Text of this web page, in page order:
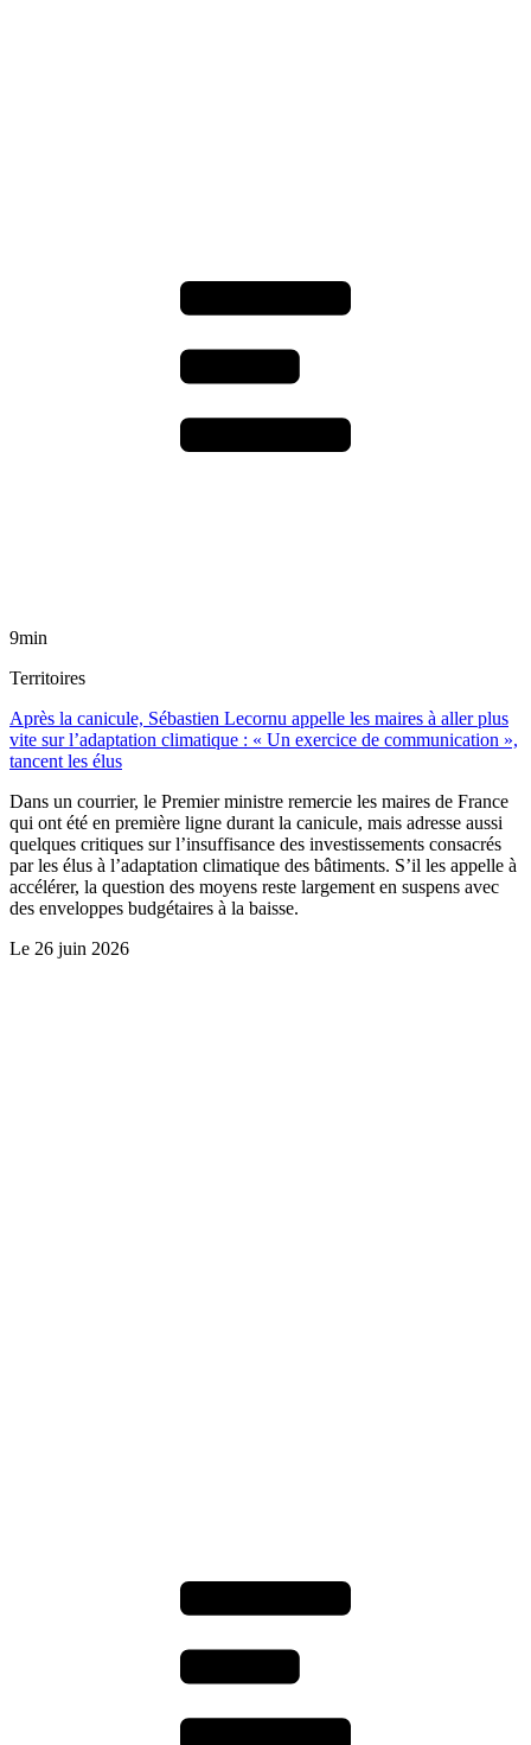
9min
Territoires
Après la canicule, Sébastien Lecornu appelle les maires à aller plus
vite sur l’adaptation climatique : « Un exercice de communication »,
tancent les élus
Dans un courrier, le Premier ministre remercie les maires de France
qui ont été en première ligne durant la canicule, mais adresse aussi
quelques critiques sur l’insuffisance des investissements consacrés
par les élus à l’adaptation climatique des bâtiments. S’il les appelle à
accélérer, la question des moyens reste largement en suspens avec
des enveloppes budgétaires à la baisse.
Le 26 juin 2026